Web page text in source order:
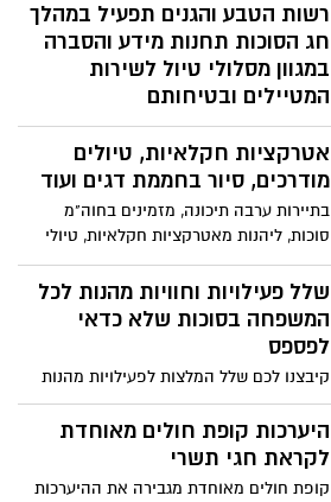
רשות הטבע והגנים תפעיל במהלך
חג הסוכות תחנות מידע והסברה
במגוון מסלולי טיול לשירות
המטיילים ובטיחותם
תחנות המידע וההסברה של רשות הטבע
והגנים יפעלו בכל חלקי הארץ בין התאריכים
20.9 – 6.10 בכניסה למגוון מסלולי טיול
בשמורות הטבע והגנים הלאומיים שלא
בתשלום על פי הרשימה המפורטת באתר
הטיול, ערכי טבע, נוף ומורשת באזור בדגש על
כללי הטיול הבטוח. בנוסף, בכניסה למסלולי
הטיול השונים יוצבו כרזות הדרכה לשינון כללי
הזהירות החיוניים לטיול בטוח בהם יש לנקוט.
אטרקציות חקלאיות, טיולים
מודרכים, סיור בחממת דגים ועוד
בתיירות ערבה תיכונה, מזמינים בחוה"מ
סוכות, ליהנות מאטרקציות חקלאיות, טיולי
טבע ומעונת גדיד התמרים שהחלה בערבה
התיכונה - משפחות ומבקרים מוזמנים
להשתתף בחוויה.
שלל פעילויות וחוויות מהנות לכל
המשפחה בסוכות שלא כדאי
לפספס
קיבצנו לכם שלל המלצות לפעילויות מהנות
וחווייתיות לצעירים, למבוגרים ולכל המשפחה
ברחבי הארץ. חג שמח
היערכות קופת חולים מאוחדת
לקראת חגי תשרי
קופת חולים מאוחדת מגבירה את ההיערכות